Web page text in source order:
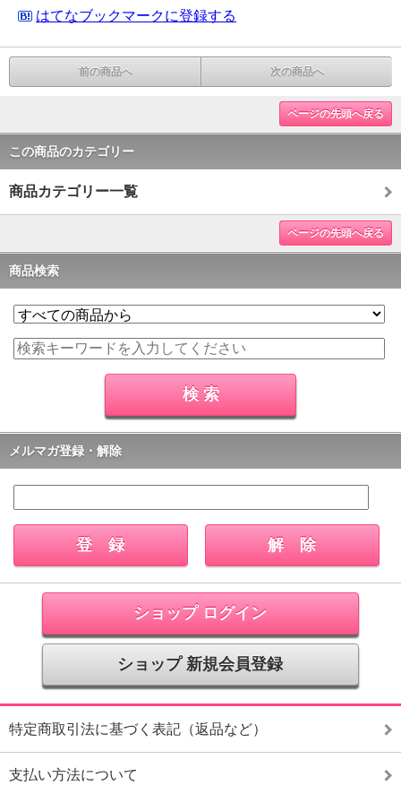
はてなブックマークに登録する
前の商品へ 次の商品へ
ページの先頭へ戻る
この商品のカテゴリー
商品カテゴリー一覧
ページの先頭へ戻る
商品検索
メルマガ登録・解除
ショップ ログイン
ショップ 新規会員登録
特定商取引法に基づく表記（返品など）
支払い方法について